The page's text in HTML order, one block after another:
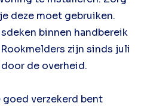
deze moet gebruiken.
binnen handbereik
zijn sinds juli
de overheid.
verzekerd bent